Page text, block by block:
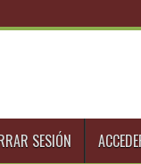
SESIÓN